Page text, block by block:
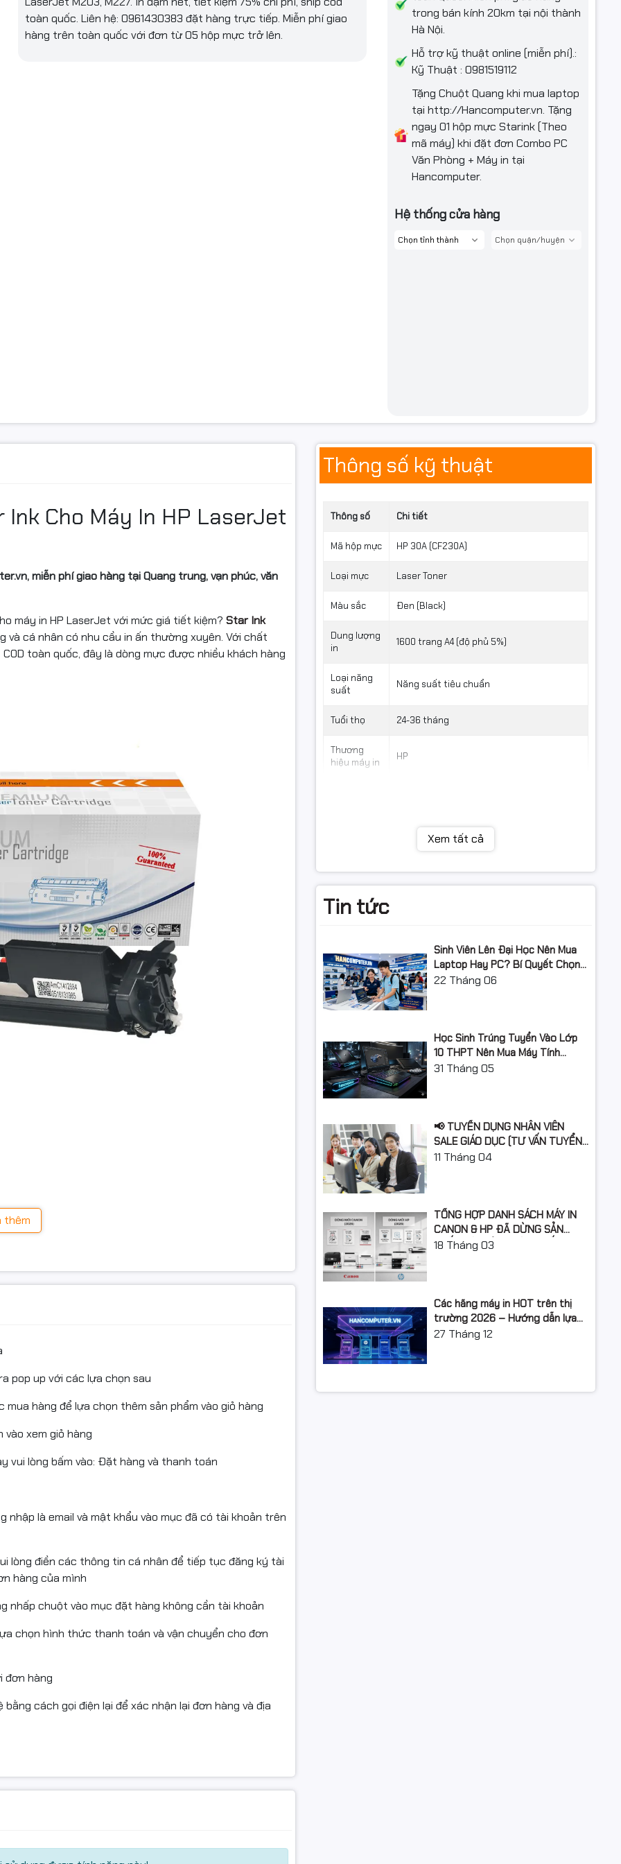
toàn quốc. Liên hệ: 0961430383 đặt hàng trực tiếp. Miễn phí giao
hàng trên toàn quốc với đơn từ 05 hộp mực trở lên.
trong bán kính 20km tại nội thành
Hà Nội.
Hỗ trợ kỹ thuật online (miễn phí).:
Kỹ Thuật : 0981519112
Tặng Chuột Quang khi mua laptop
tại http://Hancomputer.vn. Tặng
ngay 01 hộp mực Starink (Theo
mã máy) khi đặt đơn Combo PC
Văn Phòng + Máy in tại
Hancomputer.
Hệ thống cửa hàng
Cho Máy In HP LaserJet
miễn phí giao hàng tại Quang trung, vạn phúc, văn
máy in HP LaserJet với mức giá tiết kiệm? Star Ink
và cá nhân có nhu cầu in ấn thường xuyên. Với chất
toàn quốc, đây là dòng mực được nhiều khách hàng
chuyển
M227sdn, M227d, M227fdn, M227fdw
ROHS, ISO 9001, ISO 14001
in ấn thường xuyên
thêm
pop up với các lựa chọn sau
hàng để lựa chọn thêm sản phẩm vào giỏ hàng
vào xem giỏ hàng
vui lòng bấm vào: Đặt hàng và thanh toán
là email và mật khẩu vào mục đã có tài khoản trên
lòng điền các thông tin cá nhân để tiếp tục đăng ký tài
hàng của mình
nhấp chuột vào mục đặt hàng không cần tài khoản
chọn hình thức thanh toán và vận chuyển cho đơn
đơn hàng
cách gọi điện lại để xác nhận lại đơn hàng và địa
Thông số kỹ thuật
Thông số Chi tiết
Mã hộp mực HP 30A (CF230A)
Loại mực Laser Toner
Màu sắc Đen (Black)
Dung lượng
in
1600 trang A4 (độ phủ 5%)
Loại năng
suất
Năng suất tiêu chuẩn
Tuổi thọ 24-36 tháng
Thương
hiệu máy in
HP
Xem tất cả
Tin tức
Sinh Viên Lên Đại Học Nên Mua
Laptop Hay PC? Bí Quyết Chọn
Máy Tính Đúng Nhu Cầu, Không
22 Tháng 06
Học Sinh Trúng Tuyển Vào Lớp
10 THPT Nên Mua Máy Tính
Laptop Gì Năm Học 2026 -
31 Tháng 05
📢 TUYỂN DỤNG NHÂN VIÊN
SALE GIÁO DỤC (TƯ VẤN TUYỂN
SINH)
11 Tháng 04
TỔNG HỢP DANH SÁCH MÁY IN
CANON & HP ĐÃ DỪNG SẢN
XUẤT: LỘ TRÌNH NÂNG CẤP 2026
18 Tháng 03
Các hãng máy in HOT trên thị
trường 2026 – Hướng dẫn lựa
chọn và so sánh chi tiết
27 Tháng 12